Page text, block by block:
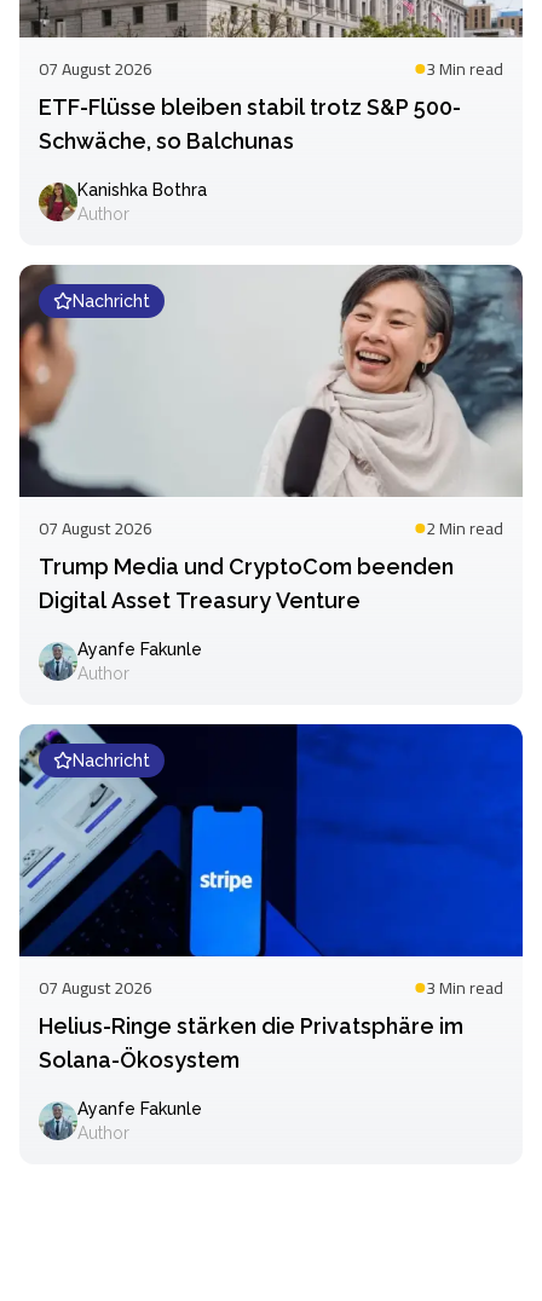
07 August 2026 3 Minread
ETF-Flüsse bleiben stabil trotz S&P 500-
Schwäche, so Balchunas
Kanishka Bothra
Author
Nachricht
07 August 2026 2 Minread
Trump Media und CryptoCom beenden
Digital Asset Treasury Venture
Ayanfe Fakunle
Author
Nachricht
07 August 2026 3 Minread
Helius-Ringe stärken die Privatsphäre im
Solana-Ökosystem
Ayanfe Fakunle
Author